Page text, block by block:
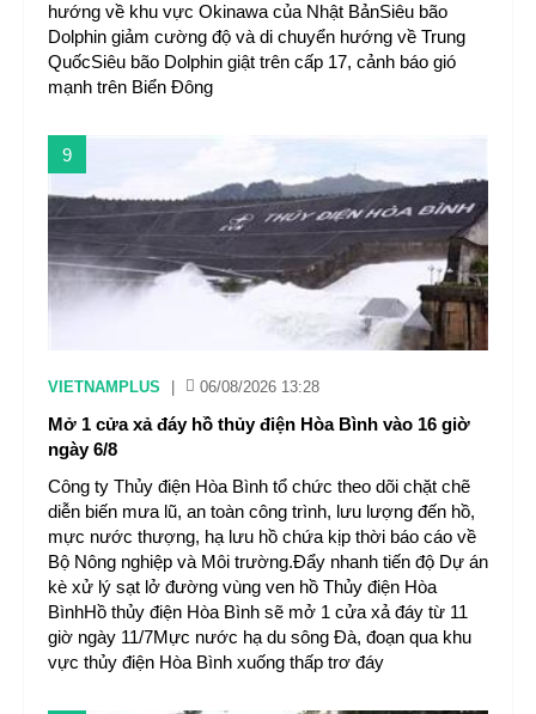
hướng về khu vực Okinawa của Nhật BảnSiêu bão
Dolphin giảm cường độ và di chuyển hướng về Trung
QuốcSiêu bão Dolphin giật trên cấp 17, cảnh báo gió
mạnh trên Biển Đông
9
VIETNAMPLUS 06/08/2026 13:28
Mở 1 cửa xả đáy hồ thủy điện Hòa Bình vào 16 giờ
ngày 6/8
Công ty Thủy điện Hòa Bình tổ chức theo dõi chặt chẽ
diễn biến mưa lũ, an toàn công trình, lưu lượng đến hồ,
mực nước thượng, hạ lưu hồ chứa kịp thời báo cáo về
Bộ Nông nghiệp và Môi trường.Đẩy nhanh tiến độ Dự án
kè xử lý sạt lở đường vùng ven hồ Thủy điện Hòa
BìnhHồ thủy điện Hòa Bình sẽ mở 1 cửa xả đáy từ 11
giờ ngày 11/7Mực nước hạ du sông Đà, đoạn qua khu
vực thủy điện Hòa Bình xuống thấp trơ đáy